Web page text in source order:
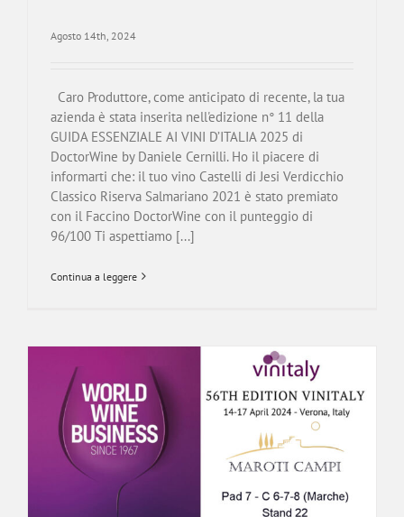
Agosto 14th, 2024
Caro Produttore, come anticipato di recente, la tua
azienda è stata inserita nell'edizione n° 11 della
GUIDA ESSENZIALE AI VINI D’ITALIA 2025 di
DoctorWine by Daniele Cernilli. Ho il piacere di
informarti che: il tuo vino Castelli di Jesi Verdicchio
Classico Riserva Salmariano 2021 è stato premiato
con il Faccino DoctorWine con il punteggio di
96/100 Ti aspettiamo [...]
Continua a leggere